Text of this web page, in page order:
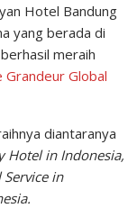
Hotel Bandung
yang berada di
meraih
Grandeur Global
diantaranya
Hotel in Indonesia,
in